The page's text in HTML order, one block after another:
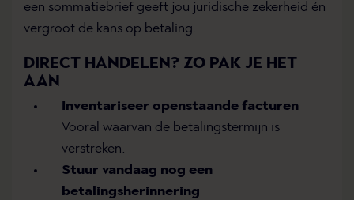
een sommatiebrief geeft jou juridische zekerheid én
vergroot de kans op betaling.
DIRECT HANDELEN? ZO PAK JE HET
AAN
Inventariseer openstaande facturen
Vooral waarvan de betalingstermijn is
verstreken.
Stuur vandaag nog een
betalingsherinnering